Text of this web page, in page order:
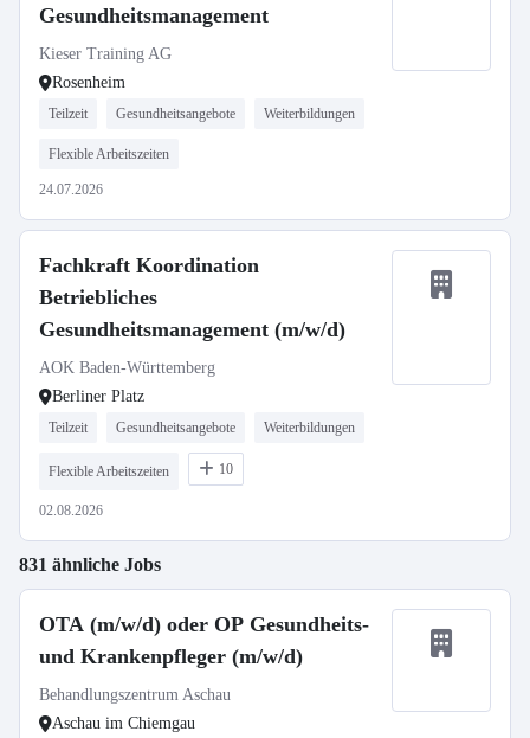
Gesundheitsmanagement
Kieser Training AG
Rosenheim
Teilzeit Gesundheitsangebote Weiterbildungen
Flexible Arbeitszeiten
24.07.2026
Fachkraft Koordination
Betriebliches
Gesundheitsmanagement (m/w/d)
AOK Baden-Württemberg
Berliner Platz
Teilzeit Gesundheitsangebote Weiterbildungen
Flexible Arbeitszeiten 10
02.08.2026
831 ähnliche Jobs
OTA (m/w/d) oder OP Gesundheits-
und Krankenpfleger (m/w/d)
Behandlungszentrum Aschau
Aschau im Chiemgau